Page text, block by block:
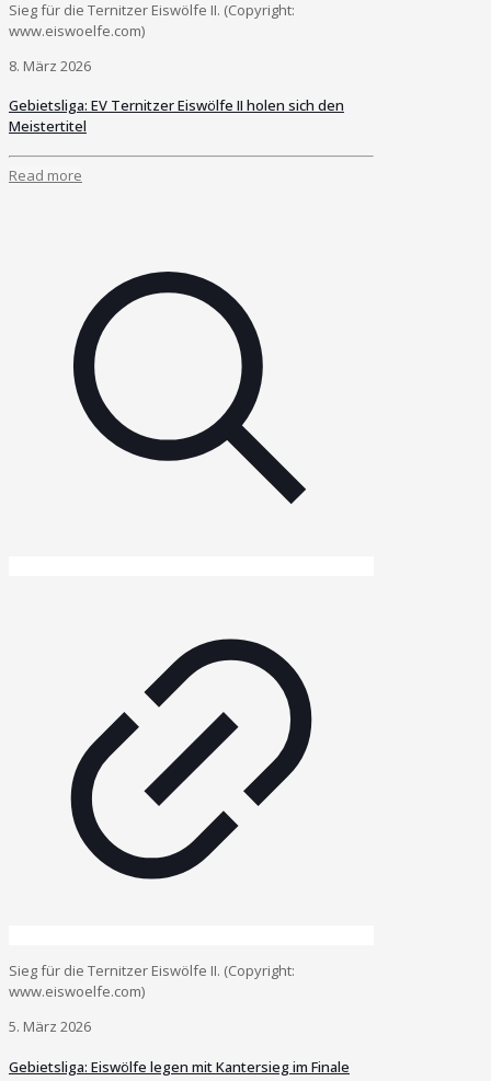
Sieg für die Ternitzer Eiswölfe II. (Copyright:
www.eiswoelfe.com)
8. März 2026
Gebietsliga: EV Ternitzer Eiswölfe II holen sich den
Meistertitel
Read more
Sieg für die Ternitzer Eiswölfe II. (Copyright:
www.eiswoelfe.com)
5. März 2026
Gebietsliga: Eiswölfe legen mit Kantersieg im Finale